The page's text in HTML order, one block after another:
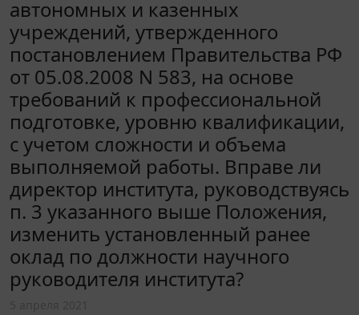
автономных и казенных
учреждений, утвержденного
постановлением Правительства РФ
от 05.08.2008 N 583, на основе
требований к профессиональной
подготовке, уровню квалификации,
с учетом сложности и объема
выполняемой работы. Вправе ли
директор института, руководствуясь
п. 3 указанного выше Положения,
изменить установленный ранее
оклад по должности научного
руководителя института?